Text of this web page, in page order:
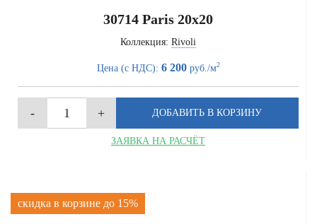
30714 Paris 20x20
Коллекция: Rivoli
Цена (с НДС): 6 200руб./м2
ЗАЯВКА НА РАСЧЁТ
скидка в корзине до 15%